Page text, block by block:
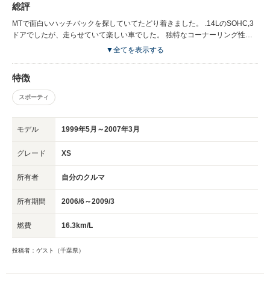
総評
MTで面白いハッチバックを探していてたどり着きました。 .14LのSOHC,3
ドアでしたが、走らせていて楽しい車でした。 独特なコーナーリング性
能、思ったより良く回るエンジンなど、 国産には無い味付けが楽しめる車
収するような乗り味 NAエンジンのマイルドな感覚など（扱いきれる感覚）
が楽しかったのを覚えています。 総合評価は高いのですが、輸入車、プジ
ョージャポンのあり方などで 不満な点もいくつかあります １電装品などの
ですが、所有中に 勝手に作動するようになったウィンカー、2年くらいで
細かいトラブルはよく遭遇しました。 大きな駆動系などのトラブルはな
き合う必要があるでしょう。 覚悟の上で購入したのでトラブル自体は心
情的には問題にはならなかったです 逆にそういうことを気にする人は手
週間くらいでみつかりましたが・・・）したとき、 ディーラーに問い合
いだろう、と思わされました。 そんなわけで、故障～修理までのスパン
がとても長いです。 そのスパンが嫌になって細かい故障は放置でしばら
く乗っていました。 あれから5年経っているので改善されているとは思う
ょうけど。 ヤナセあたりはもう少しマシなんですかね？ ３プジョージャ
▼全てを表示する
特徴
スポーティ
モデル 1999年5月～2007年3月
グレード XS
所有者 自分のクルマ
所有期間 2006/6～2009/3
燃費 16.3km/L
投稿者：ゲスト（千葉県）